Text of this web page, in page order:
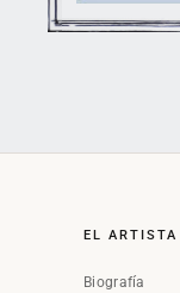
EL ARTISTA
Biografía